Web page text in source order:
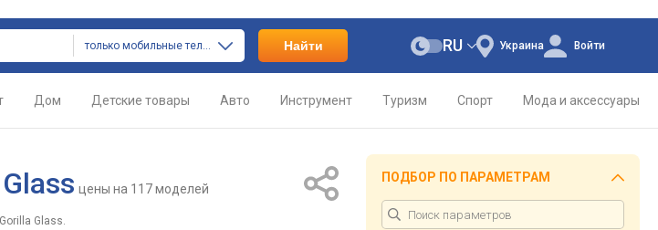
только мобильные телефоны Найти Украина
RU Войти
Дом Детские товары Авто Инструмент Туризм Спорт Мода и аксессуары
цены на 117 моделей
Glass.
ПОДБОР ПО ПАРАМЕТРАМ